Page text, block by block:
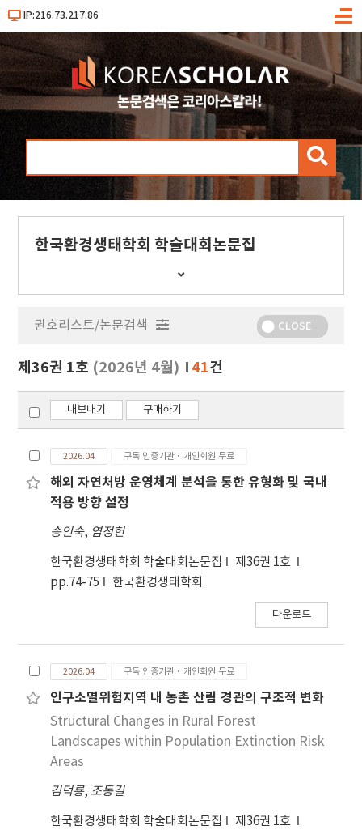
IP:216.73.217.86
메
검
한국환경생태학회 학술대회논문집
간
행
보
기
권호리스트/논문검색 CLOSE
제36권 1호 (2026년 4월) 41건
내보내기 구매하기
2026.04 구독 인증기관·개인회원 무료
해외 자연처방 운영체계 분석을 통한 유형화 및 국내
적용 방향 설정
송인숙, 염정헌
한국환경생태학회 학술대회논문집
제36권 1호
pp.74-75
한국환경생태학회
다운로드
2026.04 구독 인증기관·개인회원 무료
인구소멸위험지역 내 농촌 산림 경관의 구조적 변화
Structural Changes in Rural Forest
Landscapes within Population Extinction Risk
Areas
김덕룡, 조동길
한국환경생태학회 학술대회논문집
제36권 1호